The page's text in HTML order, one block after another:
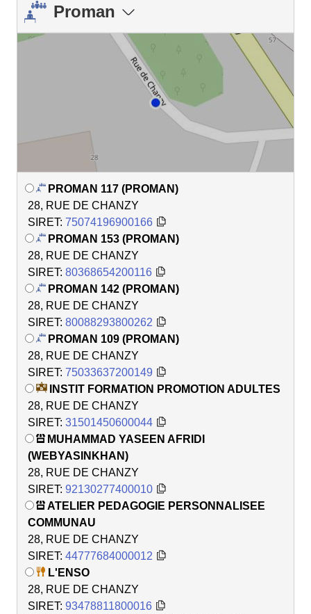
Proman
PROMAN 117 (PROMAN)
28, RUE DE CHANZY
SIRET: 75074196900166
PROMAN 153 (PROMAN)
28, RUE DE CHANZY
SIRET: 80368654200116
PROMAN 142 (PROMAN)
28, RUE DE CHANZY
SIRET: 80088293800262
PROMAN 109 (PROMAN)
28, RUE DE CHANZY
SIRET: 75033637200149
INSTIT FORMATION PROMOTION ADULTES
28, RUE DE CHANZY
SIRET: 31501450600044
MUHAMMAD YASEEN AFRIDI
(WEBYASINKHAN)
28, RUE DE CHANZY
SIRET: 92130277400010
ATELIER PEDAGOGIE PERSONNALISEE
COMMUNAU
28, RUE DE CHANZY
SIRET: 44777684000012
L'ENSO
28, RUE DE CHANZY
SIRET: 93478811800016